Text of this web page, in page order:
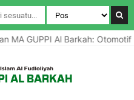
MA GUPPI Al Barkah: Otomotif